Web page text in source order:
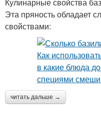
Кулинарные свойства
Эта пряность обладает
свойствами:
читать дальше →